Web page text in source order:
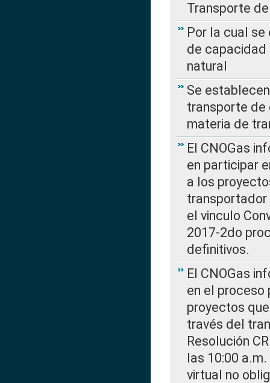
Transporte
Por la cual
de capacidad
natural
Se
transporte de
materia de
El CNOGas
en participar
a los
transportador
el vinculo
2017-2do
definitivos.
El CNOGas
en el proceso
proyectos
través del
Resolución
las 10:00
virtual no